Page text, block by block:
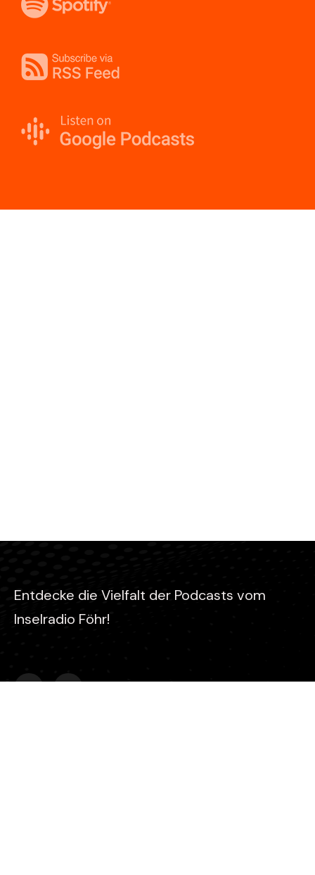
Entdecke die Vielfalt der Podcasts vom
Inselradio Föhr!